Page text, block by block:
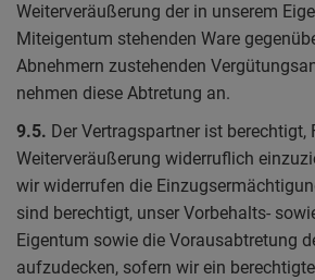
Weiterveräußerung der in unserem
Miteigentum stehenden Ware
Abnehmern zustehenden
nehmen diese Abtretung an.
9.5. Der Vertragspartner ist berechtigt,
Weiterveräußerung widerruflich
wir widerrufen die
sind berechtigt, unser Vorbehalts-
Eigentum sowie die Vorausabtretung
aufzudecken, sofern wir ein